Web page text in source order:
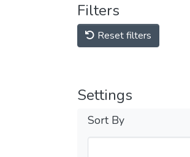
Filters
Reset filters
Settings
Sort By